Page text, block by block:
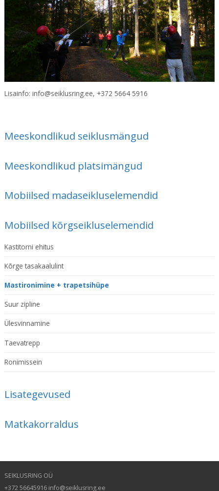
Lisainfo: info@seiklusring.ee, +372 5664 5916
Meeskondlikud seiklusmängud
Meeskondlikud platsimängud
Mobiilsed madaseikluselemendid
Mobiilsed kõrgseikluselemendid
Kastitorni ehitus
Kõrge tasakaalulint
Mastironimine + trapetsihüpe
Suur zipline
Ülesvinnamine
Taevatrepp
Ronimissein
Lisategevused
Matkakorraldus
SEIKLUSRING OÜ
+372 56645916 info@seiklusring.ee